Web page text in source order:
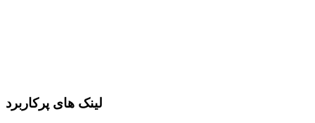
لینک های پرکاربرد